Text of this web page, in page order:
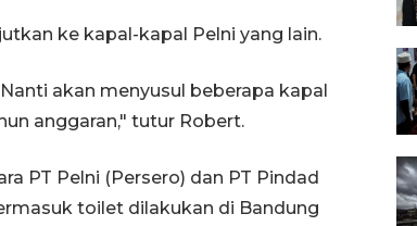
ke kapal-kapal Pelni yang lain.
akan menyusul beberapa kapal
anggaran," tutur Robert.
PT Pelni (Persero) dan PT Pindad
toilet dilakukan di Bandung